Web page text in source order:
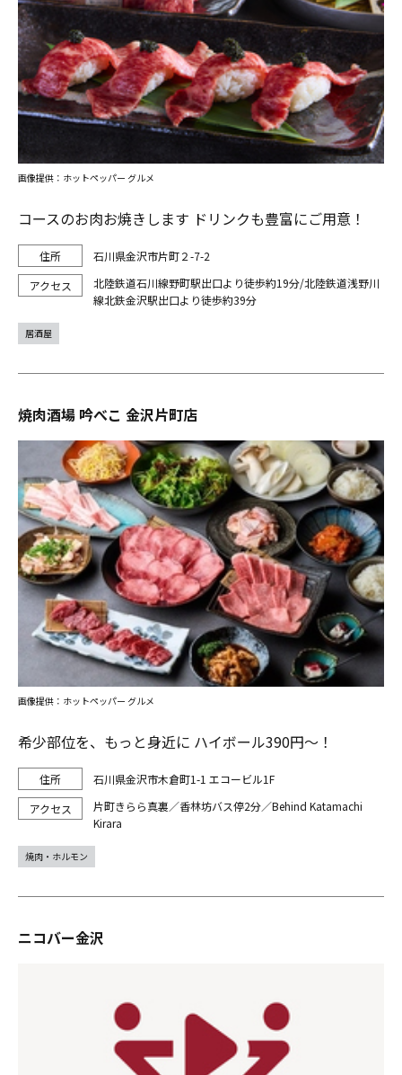
コースのお肉お焼きします ドリンクも豊富にご用意！
石川県金沢市片町２-7-2
北陸鉄道石川線野町駅出口より徒歩約19分/北陸鉄道浅野川
線北鉄金沢駅出口より徒歩約39分
画像提供：ホットペッパー グルメ
居酒屋
焼肉酒場 吟べこ 金沢片町店
希少部位を、もっと身近に ハイボール390円～！
石川県金沢市木倉町1-1 エコービル1F
片町きらら真裏／香林坊バス停2分／Behind Katamachi
Kirara
画像提供：ホットペッパー グルメ
焼肉・ホルモン
ニコバー金沢